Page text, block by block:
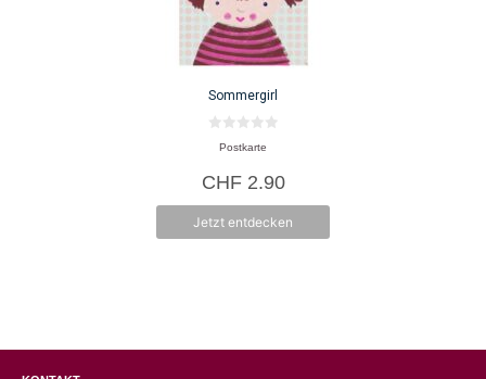
Sommergirl
n
5
Postkarte
CHF2.90
Jetzt entdecken